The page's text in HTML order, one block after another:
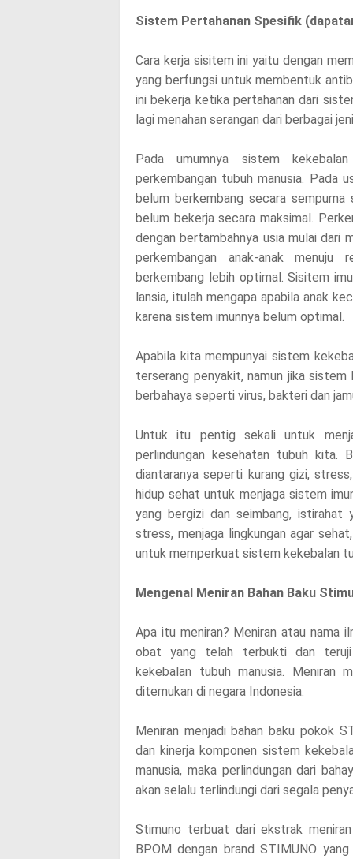
Sistem Pertahanan Spesifik
Cara kerja sisitem ini yaitu dengan
yang berfungsi untuk membentuk
ini bekerja ketika pertahanan dari
lagi menahan serangan dari berbagai
Pada umumnya sistem
perkembangan tubuh manusia. Pada
belum berkembang secara
belum bekerja secara maksimal.
dengan bertambahnya usia mulai dari
perkembangan anak-anak
berkembang lebih optimal. Sisitem
lansia, itulah mengapa apabila anak
karena sistem imunnya belum optimal.
Apabila kita mempunyai sistem
terserang penyakit, namun jika
berbahaya seperti virus, bakteri dan
Untuk itu pentig sekali untuk
perlindungan kesehatan tubuh kita.
diantaranya seperti kurang gizi,
hidup sehat untuk menjaga sistem
yang bergizi dan seimbang, istirahat
stress, menjaga lingkungan agar
untuk memperkuat sistem kekebalan
Mengenal Meniran Bahan Baku
Apa itu meniran? Meniran atau nama
obat yang telah terbukti dan teruji
kekebalan tubuh manusia. Meniran
ditemukan di negara Indonesia.
Meniran menjadi bahan baku pokok
dan kinerja komponen sistem
manusia, maka perlindungan dari
akan selalu terlindungi dari segala
Stimuno terbuat dari ekstrak
BPOM dengan brand STIMUNO